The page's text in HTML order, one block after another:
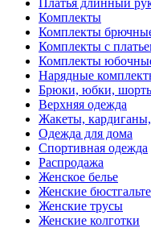
Комплекты
Комплекты
Комплекты с
Комплекты
Нарядные
Брюки, юбки,
Верхняя одежда
Жакеты,
Одежда для дома
Спортивная одежда
Распродажа
Женское белье
Женские
Женские трусы
Женские колготки